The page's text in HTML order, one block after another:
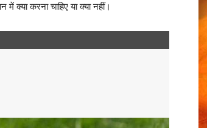
क्या करना चाहिए या क्या नहीं।